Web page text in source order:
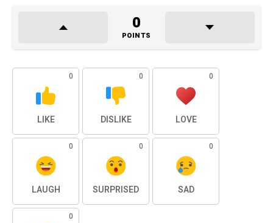
0
POINTS
0
LIKE
0
DISLIKE
0
LOVE
0
LAUGH
0
SURPRISED
0
SAD
0